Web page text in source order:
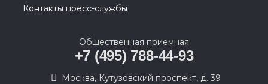
Контакты пресс-службы
Общественная приемная
+7 (495) 788-44-93
Москва, Кутузовский проспект, д. 39